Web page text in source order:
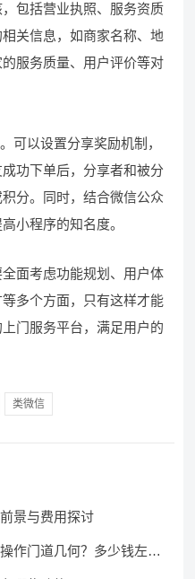
包括营业执照、服务资质
关信息，如商家名称、地
服务质量、用户评价等对
可以设置分享奖励机制，
功下单后，分享者和被分
分。同时，结合微信公众
小程序的知名度。
面考虑功能规划、用户体
多个方面，只有这样才能
门服务平台，满足用户的
类微信
景与费用探讨
作门道几何？多少钱左右